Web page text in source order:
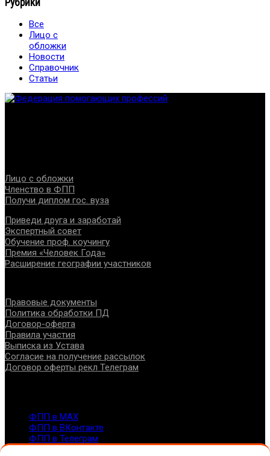
Все
Лицо с
обложки
Новости
Справочник
Статьи
Лицо с обложки
Членство в ФПП
Получи диплом гос. вуза
Приведи друга и заработай
Экспертный совет
Обучение проф. коучингу
Премия «Человек Года»
Расширение географии участников
Правовые документы
Политика обработки ПД
Договор-оферта
Правила участия
Выписка из Устава
Согласие на получение рассылок
Договор оферты рекл Телеграм
ФПП в МАХ
ФПП в ВКонтакте
ФПП в Телеграм